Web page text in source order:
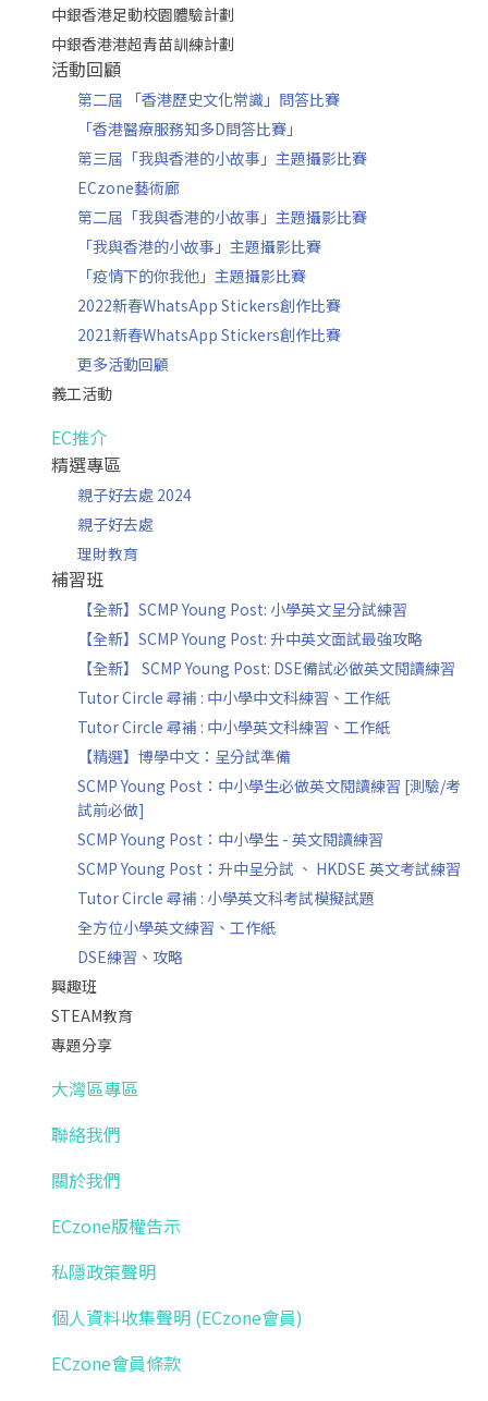
中銀香港足動校園體驗計劃
中銀香港港超青苗訓練計劃
活動回顧
第二屆 「香港歷史文化常識」問答比賽
「香港醫療服務知多D問答比賽」
第三屆「我與香港的小故事」主題攝影比賽
ECzone藝術廊
第二屆「我與香港的小故事」主題攝影比賽
「我與香港的小故事」主題攝影比賽
「疫情下的你我他」主題攝影比賽
2022新春WhatsApp Stickers創作比賽
2021新春WhatsApp Stickers創作比賽
更多活動回顧
義工活動
EC推介
精選專區
親子好去處 2024
親子好去處
理財教育
補習班
【全新】SCMP Young Post: 小學英文呈分試練習
【全新】SCMP Young Post: 升中英文面試最強攻略
【全新】 SCMP Young Post: DSE備試必做英文閱讀練習
Tutor Circle 尋補 : 中小學中文科練習、工作紙
Tutor Circle 尋補 : 中小學英文科練習、工作紙
【精選】博學中文：呈分試準備
SCMP Young Post：中小學生必做英文閱讀練習 [測驗/考
試前必做]
SCMP Young Post：中小學生 - 英文閱讀練習
SCMP Young Post：升中呈分試 、 HKDSE 英文考試練習
Tutor Circle 尋補 : 小學英文科考試模擬試題
全方位小學英文練習、工作紙
DSE練習、攻略
興趣班
STEAM教育
專題分享
大灣區專區
聯絡我們
關於我們
ECzone版權告示
私隱政策聲明
個人資料收集聲明 (ECzone會員)
ECzone會員條款